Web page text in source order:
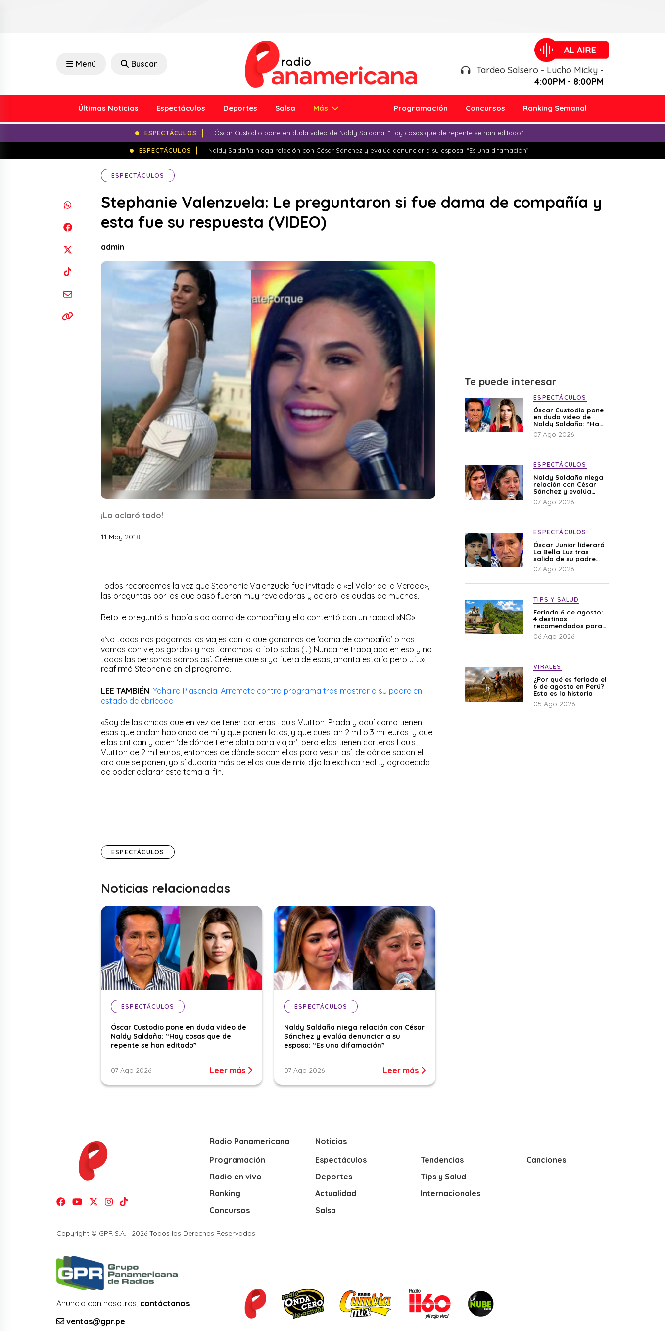
Menú Buscar
Tardeo Salsero - Lucho Micky -
4:00PM - 8:00PM
Últimas Noticias Espectáculos Deportes Salsa Más Programación Concursos Ranking Semanal
ESPECTÁCULOS Óscar Custodio pone en duda video de Naldy Saldaña: “Hay cosas que de repente se han editado”
ESPECTÁCULOS Naldy Saldaña niega relación con César Sánchez y evalúa denunciar a su esposa: “Es una difamación”
ESPECTÁCULOS
Stephanie Valenzuela: Le preguntaron si fue dama de compañía y
esta fue su respuesta (VIDEO)
admin
¡Lo aclaró todo!
11 May 2018
Todos recordamos la vez que Stephanie Valenzuela fue invitada a «El Valor de la Verdad»,
las preguntas por las que pasó fueron muy reveladoras y aclaró las dudas de muchos.
Beto le preguntó si había sido dama de compañía y ella contentó con un radical «NO».
«No todas nos pagamos los viajes con lo que ganamos de ‘dama de compañía’ o nos
vamos con viejos gordos y nos tomamos la foto solas (…) Nunca he trabajado en eso y no
todas las personas somos así. Créeme que si yo fuera de esas, ahorita estaría pero uf…»,
reafirmó Stephanie en el programa.
LEE TAMBIÉN: Yahaira Plasencia: Arremete contra programa tras mostrar a su padre en
estado de ebriedad
«Soy de las chicas que en vez de tener carteras Louis Vuitton, Prada y aquí como tienen
esas que andan hablando de mí y que ponen fotos, y que cuestan 2 mil o 3 mil euros, y que
ellas critican y dicen ‘de dónde tiene plata para viajar’, pero ellas tienen carteras Louis
Vuitton de 2 mil euros, entonces de dónde sacan ellas para vestir así, de dónde sacan el
oro que se ponen, yo sí dudaría más de ellas que de mí», dijo la exchica reality agradecida
de poder aclarar este tema al fin.
ESPECTÁCULOS
Noticias relacionadas
ESPECTÁCULOS
Óscar Custodio pone en duda video de
Naldy Saldaña: “Hay cosas que de
repente se han editado”
07 Ago 2026 Leer más
ESPECTÁCULOS
Naldy Saldaña niega relación con César
Sánchez y evalúa denunciar a su
esposa: “Es una difamación”
07 Ago 2026 Leer más
Te puede interesar
ESPECTÁCULOS
Óscar Custodio pone
en duda video de
Naldy Saldaña: “Hay
cosas que de repente
se han editado”
07 Ago 2026
ESPECTÁCULOS
Naldy Saldaña niega
relación con César
Sánchez y evalúa
denunciar a su
esposa: “Es una
07 Ago 2026
ESPECTÁCULOS
Óscar Junior liderará
La Bella Luz tras
salida de su padre
por polémica con
Naldy Saldaña
07 Ago 2026
TIPS Y SALUD
Feriado 6 de agosto:
4 destinos
recomendados para
disfrutar el descanso
06 Ago 2026
VIRALES
¿Por qué es feriado el
6 de agosto en Perú?
Esta es la historia
05 Ago 2026
Radio Panamericana
Programación
Radio en vivo
Ranking
Concursos
Noticias
Espectáculos
Deportes
Actualidad
Salsa
Tendencias
Tips y Salud
Internacionales
Canciones
Copyright © GPR S.A. | 2026 Todos los Derechos Reservados.
Anuncia con nosotros, contáctanos
ventas@gpr.pe